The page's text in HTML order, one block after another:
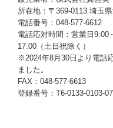
所在地：〒369-0113 埼玉
電話番号：048-577-6612
電話応対時間：営業日9:00
17:00（土日祝除く）
※2024年8月30日より電話
ました。
FAX：048-577-6613
登録番号：T6-0133-0103-